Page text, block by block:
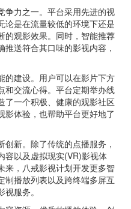
争力之一。平台采用先进的视
论是在流量较低的环境下还是
的观影效果。同时，智能推荐
送符合其口味的影视内容，
的建设。用户可以在影片下方
和交流心得。平台定期举办线
了一个积极、健康的观影社区
影体验，也帮助平台更好地了
新。除了传统的点播服务，
容以及虚拟现实(VR)影视体
来，八戒影视计划开发更多智
制播放列表以及跨终端多屏互
服务。